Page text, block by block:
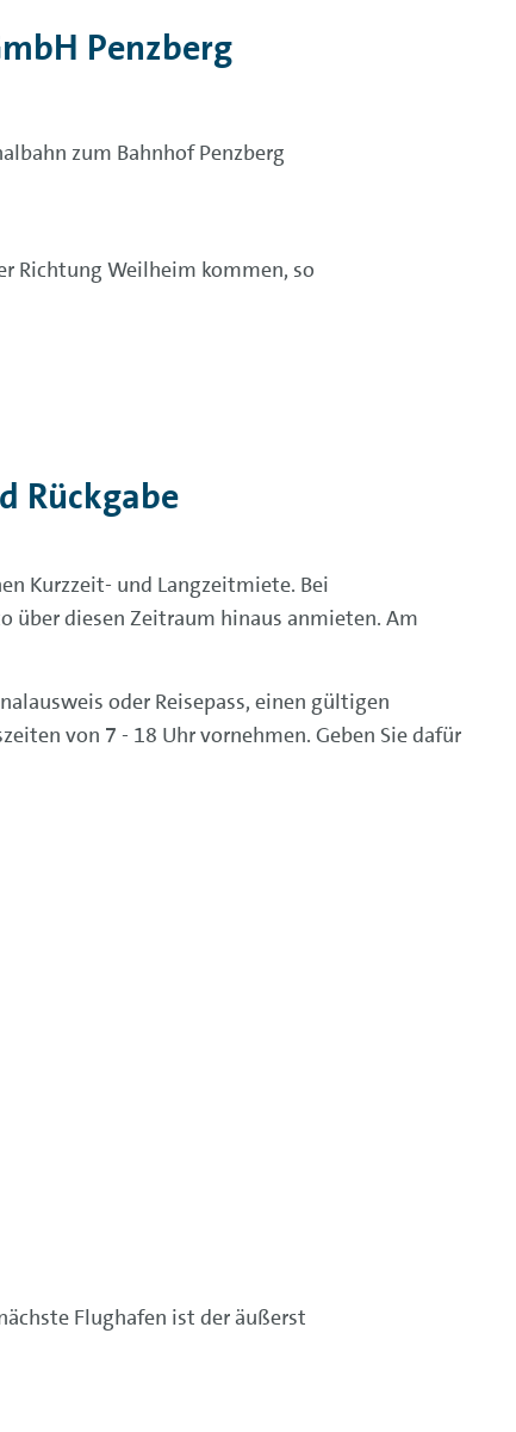
Penzberg
zum Bahnhof Penzberg
Richtung Weilheim kommen, so
Rückgabe
Kurzzeit- und Langzeitmiete. Bei
über diesen Zeitraum hinaus anmieten. Am
oder Reisepass, einen gültigen
von 7 - 18 Uhr vornehmen. Geben Sie dafür
Flughafen ist der äußerst